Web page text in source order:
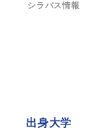
シラバス情報
出身大学